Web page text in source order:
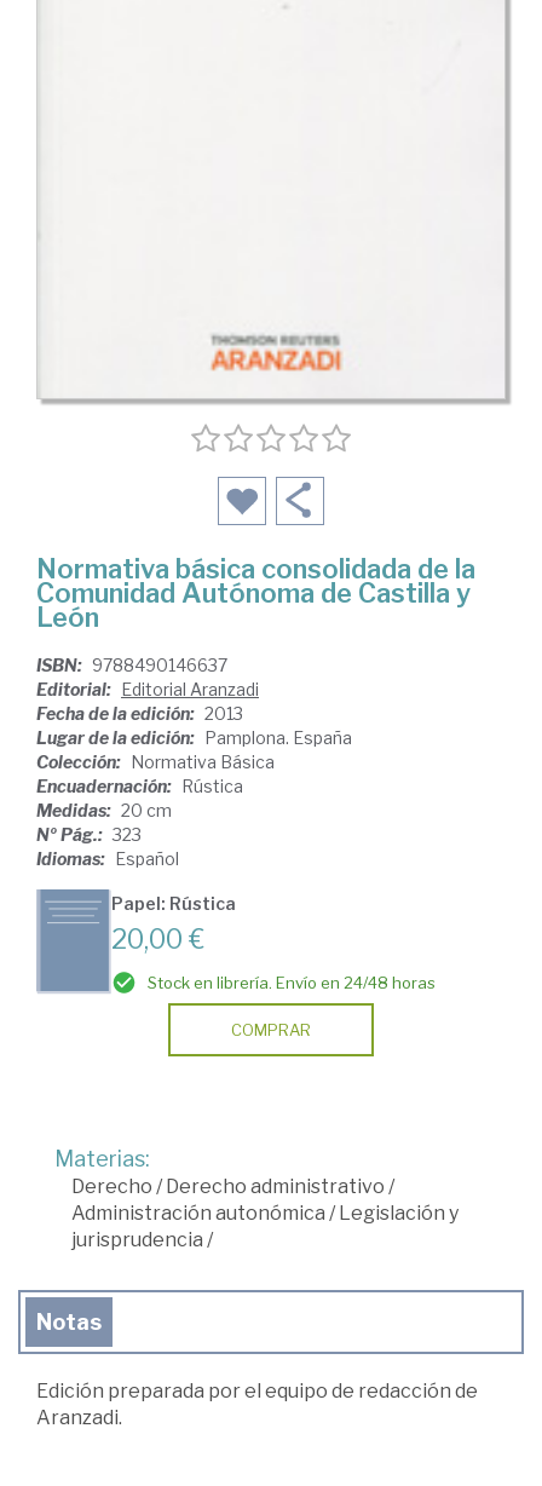
Normativa básica consolidada de la
Comunidad Autónoma de Castilla y
León
ISBN: 9788490146637
Editorial: Editorial Aranzadi
Fecha de la edición: 2013
Lugar de la edición: Pamplona. España
Colección: Normativa Básica
Encuadernación: Rústica
Medidas: 20 cm
Nº Pág.: 323
Idiomas: Español
Papel: Rústica
20,00 €
Stock en librería. Envío en 24/48 horas
COMPRAR
Materias:
Derecho /Derecho administrativo /
Administración autonómica /Legislación y
jurisprudencia /
Notas
Edición preparada por el equipo de redacción de
Aranzadi.